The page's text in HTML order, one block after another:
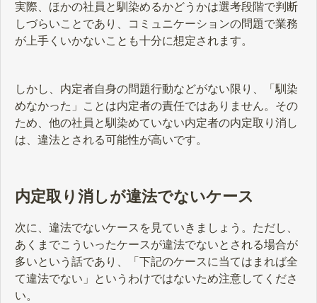
実際、ほかの社員と馴染めるかどうかは選考段階で判断
しづらいことであり、コミュニケーションの問題で業務
が上手くいかないことも十分に想定されます。
しかし、内定者自身の問題行動などがない限り、「馴染
めなかった」ことは内定者の責任ではありません。その
ため、他の社員と馴染めていない内定者の内定取り消し
は、違法とされる可能性が高いです。
内定取り消しが違法でないケース
次に、違法でないケースを見ていきましょう。ただし、
あくまでこういったケースが違法でないとされる場合が
多いという話であり、「下記のケースに当てはまれば全
て違法でない」というわけではないため注意してくださ
い。